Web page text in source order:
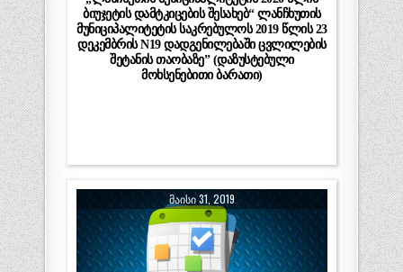
ბიუჯეტის დამტკიცების შესახებ“ ლანჩხუთის
მუნიციპალიტეტის საკრებულოს 2019 წლის 23
დეკემბრის N19 დადგენილებაში ცვლილების
შეტანის თაობაზე” (დაზუსტებული
მოხსენებითი ბარათი)
ᲛᲐᲘᲡᲘ 31, 2019